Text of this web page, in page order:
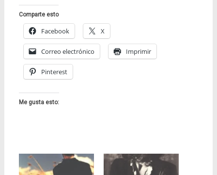
Comparte esto
Facebook X
Correo electrónico Imprimir
Pinterest
Me gusta esto: